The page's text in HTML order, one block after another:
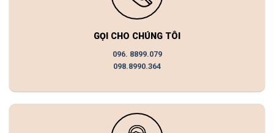
GỌI CHO CHÚNG TÔI
096. 8899.079
098.8990.364